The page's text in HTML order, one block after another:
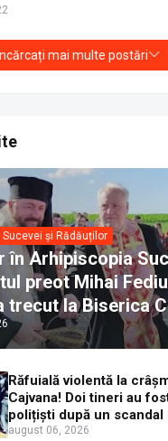
mai multe postări
și Rădăuților
în Arhipiscopia
preot Mihai
trecut la Biserica
Valahă. ÎPS Calinic
judecata
Răfuială violentă la
Cajvana! Doi tineri au
polițiști după un scandal
mașini distruse
august 06, 2026